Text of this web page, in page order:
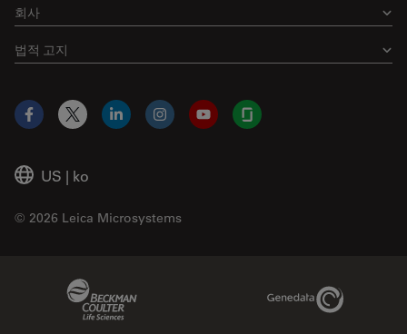
회사
법적 고지
US | ko
© 2026 Leica Microsystems
Facebook
X LinkedInInstagramYouTubeGlassdoor
Genedata Link